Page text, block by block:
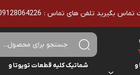
: 09128064226 - 02136610186 - تمامی محصولات اورجینال هستند
و
شماتیک کلیه قطعات تویوتا و